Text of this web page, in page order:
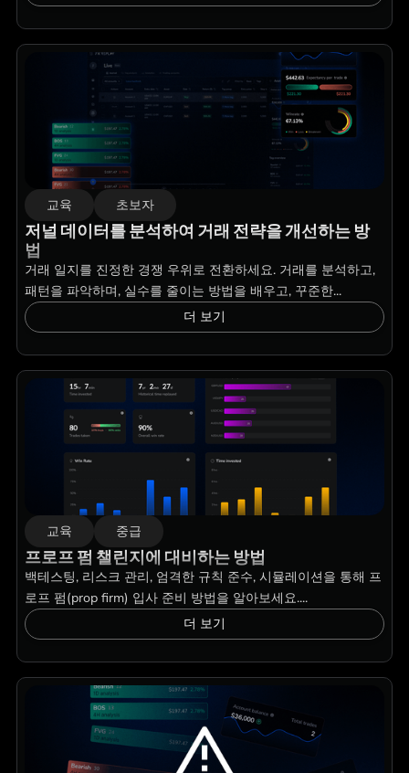
교육 초보자
저널 데이터를 분석하여 거래 전략을 개선하는 방
법
거래 일지를 진정한 경쟁 우위로 전환하세요. 거래를 분석하고,
패턴을 파악하며, 실수를 줄이는 방법을 배우고, 꾸준한...
더 보기
교육 중급
프로프 펌 챌린지에 대비하는 방법
백테스팅, 리스크 관리, 엄격한 규칙 준수, 시뮬레이션을 통해 프
로프 펌(prop firm) 입사 준비 방법을 알아보세요....
더 보기